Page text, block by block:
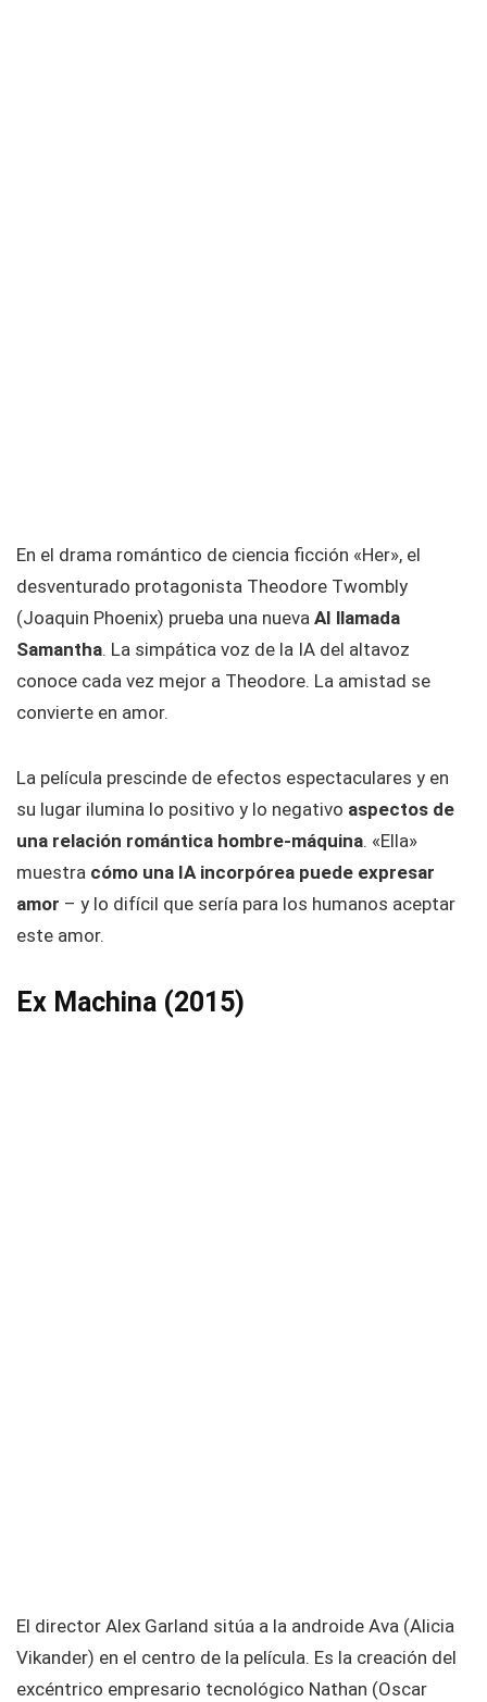
En el drama romántico de ciencia ficción «Her», el
desventurado protagonista Theodore Twombly
(Joaquin Phoenix) prueba una nueva AI llamada
Samantha. La simpática voz de la IA del altavoz
conoce cada vez mejor a Theodore. La amistad se
convierte en amor.
La película prescinde de efectos espectaculares y en
su lugar ilumina lo positivo y lo negativo aspectos de
una relación romántica hombre-máquina. «Ella»
muestra cómo una IA incorpórea puede expresar
amor – y lo difícil que sería para los humanos aceptar
este amor.
Ex Machina (2015)
El director Alex Garland sitúa a la androide Ava (Alicia
Vikander) en el centro de la película. Es la creación del
excéntrico empresario tecnológico Nathan (Oscar